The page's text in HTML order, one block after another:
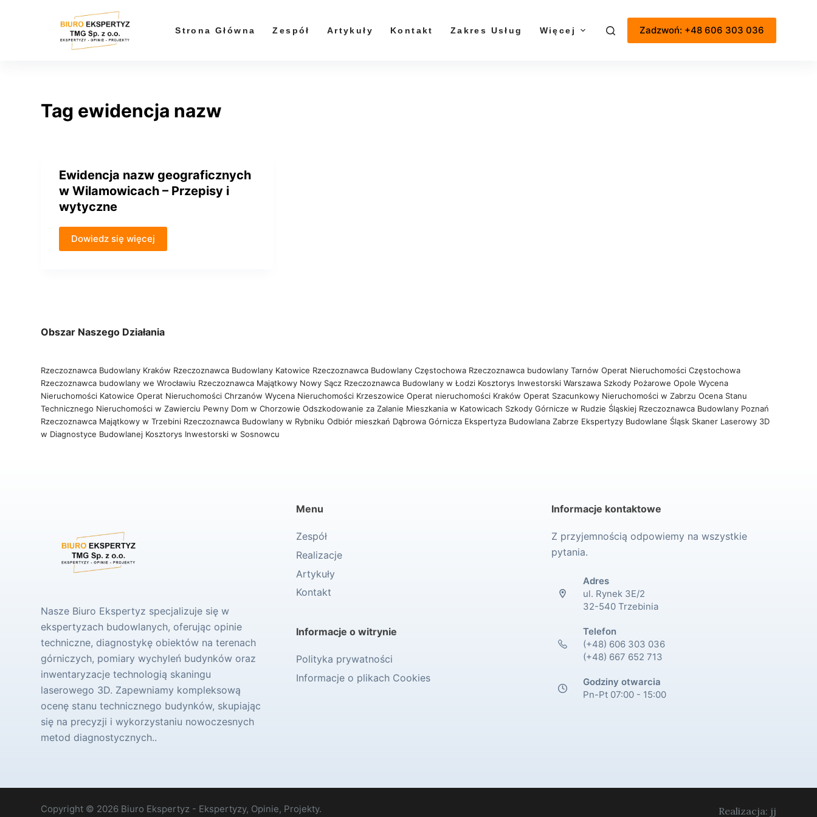
Strona Główna Zespół Artykuły Kontakt Zakres Usług Więcej Zadzwoń: +48 606 303 036
Tag ewidencja nazw
Ewidencja nazw geograficznych
w Wilamowicach – Przepisy i
wytyczne
Dowiedz się więcej
Obszar Naszego Działania
Rzeczoznawca Budowlany Kraków Rzeczoznawca Budowlany Katowice Rzeczoznawca Budowlany Częstochowa Rzeczoznawca budowlany Tarnów Operat Nieruchomości Częstochowa
Rzeczoznawca budowlany we Wrocławiu Rzeczoznawca Majątkowy Nowy Sącz Rzeczoznawca Budowlany w Łodzi Kosztorys Inwestorski Warszawa Szkody Pożarowe OpoleWycena
Nieruchomości Katowice Operat Nieruchomości Chrzanów Wycena Nieruchomości KrzeszowiceOperat nieruchomości Kraków Operat Szacunkowy Nieruchomości w ZabrzuOcena Stanu
Technicznego Nieruchomości w Zawierciu Pewny Dom w Chorzowie Odszkodowanie za Zalanie Mieszkania w Katowicach Szkody Górnicze w Rudzie Śląskiej Rzeczoznawca Budowlany Poznań
Rzeczoznawca Majątkowy w Trzebini Rzeczoznawca Budowlany w RybnikuOdbiór mieszkań Dąbrowa Górnicza Ekspertyza Budowlana Zabrze Ekspertyzy Budowlane Śląsk Skaner Laserowy 3D
w Diagnostyce Budowlanej Kosztorys Inwestorski w Sosnowcu
Nasze Biuro Ekspertyz specjalizuje się w
ekspertyzach budowlanych, oferując opinie
techniczne, diagnostykę obiektów na terenach
górniczych, pomiary wychyleń budynków oraz
inwentaryzacje technologią skaningu
laserowego 3D. Zapewniamy kompleksową
ocenę stanu technicznego budynków, skupiając
się na precyzji i wykorzystaniu nowoczesnych
metod diagnostycznych..
Menu
Zespół
Realizacje
Artykuły
Kontakt
Informacje o witrynie
Polityka prywatności
Informacje o plikach Cookies
Informacje kontaktowe
Z przyjemnością odpowiemy na wszystkie
pytania.
Adres
ul. Rynek 3E/2
32-540 Trzebinia
Telefon
(+48) 606 303 036
(+48) 667 652 713
Godziny otwarcia
Pn-Pt 07:00 - 15:00
Copyright © 2026 Biuro Ekspertyz - Ekspertyzy, Opinie, Projekty. Realizacja: jj